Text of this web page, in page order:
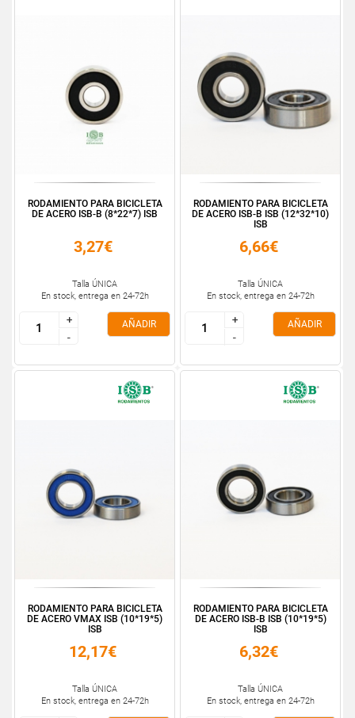
RODAMIENTO PARA BICICLETA
DE ACERO ISB-B (8*22*7) ISB
3,27€
Talla ÚNICA
En stock, entrega en 24-72h
+
-
+
-
AÑADIR
RODAMIENTO PARA BICICLETA
DE ACERO ISB-B ISB (12*32*10)
ISB
6,66€
Talla ÚNICA
En stock, entrega en 24-72h
+
-
+
-
AÑADIR
RODAMIENTO PARA BICICLETA
DE ACERO VMAX ISB (10*19*5)
ISB
12,17€
Talla ÚNICA
En stock, entrega en 24-72h
RODAMIENTO PARA BICICLETA
DE ACERO ISB-B ISB (10*19*5)
ISB
6,32€
Talla ÚNICA
En stock, entrega en 24-72h